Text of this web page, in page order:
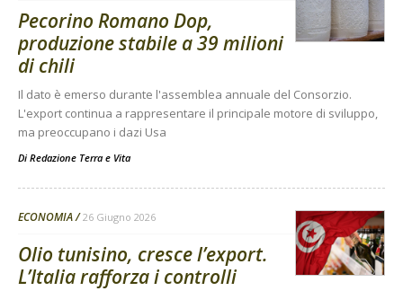
Pecorino Romano Dop,
produzione stabile a 39 milioni
di chili
Il dato è emerso durante l'assemblea annuale del Consorzio.
L'export continua a rappresentare il principale motore di sviluppo,
ma preoccupano i dazi Usa
Di Redazione Terra e Vita
ECONOMIA 26 Giugno 2026
Olio tunisino, cresce l’export.
L’Italia rafforza i controlli